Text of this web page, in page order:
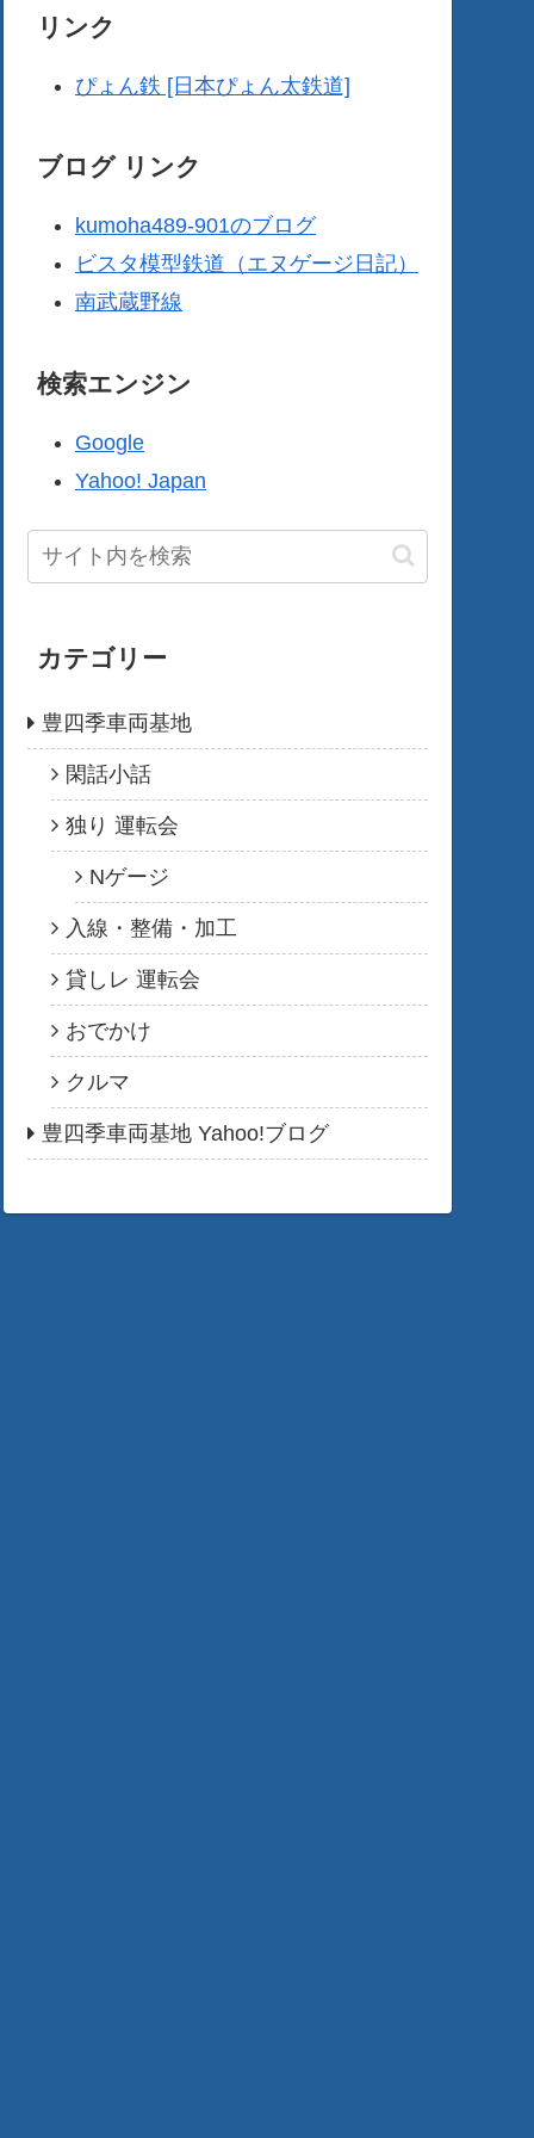
リンク
ぴょん鉄 [日本ぴょん太鉄道]
ブログ リンク
kumoha489-901のブログ
ビスタ模型鉄道（エヌゲージ日記）
南武蔵野線
検索エンジン
Google
Yahoo! Japan
カテゴリー
豊四季車両基地
閑話小話
独り 運転会
Nゲージ
入線・整備・加工
貸しレ 運転会
おでかけ
クルマ
豊四季車両基地 Yahoo!ブログ